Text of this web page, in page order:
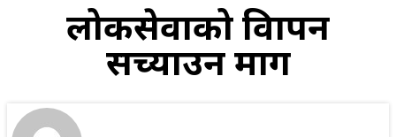
लोकसेवाको विज्ञापन
सच्याउन माग